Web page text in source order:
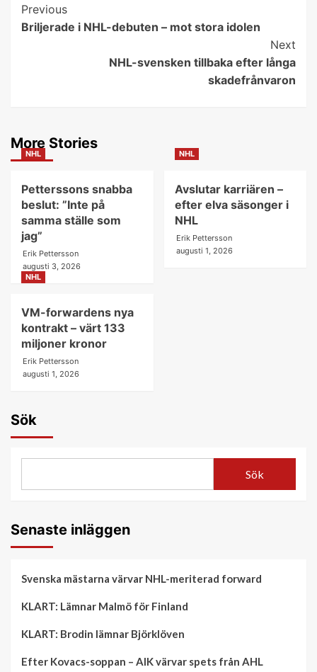
Continue
Previous
Briljerade i NHL-debuten – mot stora idolen
Next
NHL-svensken tillbaka efter långa
skadefrånvaron
More Stories
NHL
Petterssons snabba
beslut: ”Inte på
samma ställe som
jag”
Erik Pettersson
augusti 3, 2026
NHL
Avslutar karriären –
efter elva säsonger i
NHL
Erik Pettersson
augusti 1, 2026
NHL
VM-forwardens nya
kontrakt – värt 133
miljoner kronor
Erik Pettersson
augusti 1, 2026
Sök
Sök
Senaste inläggen
Svenska mästarna värvar NHL-meriterad forward
KLART: Lämnar Malmö för Finland
KLART: Brodin lämnar Björklöven
Efter Kovacs-soppan – AIK värvar spets från AHL